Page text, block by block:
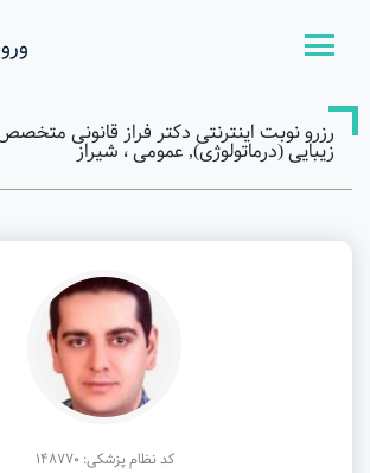
رزرو نوبت اینترنتی دکتر فراز قانونی
زیبایی (درماتولوژی), عمومی ، شیراز
کد نظام پزشکی: 148770